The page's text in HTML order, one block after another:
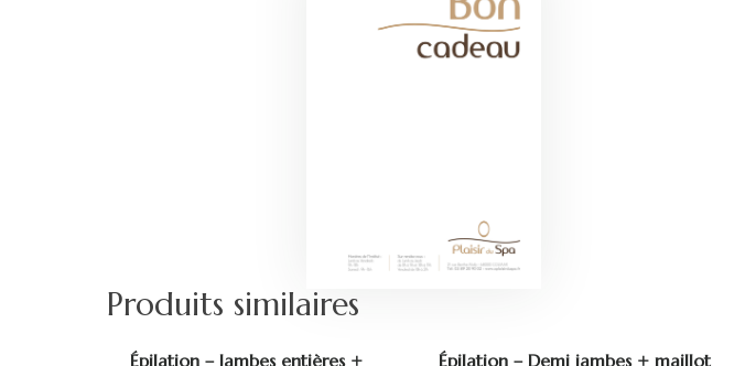
Produits similaires
Épilation – Jambes entières +
Épilation – Demi jambes + maillot